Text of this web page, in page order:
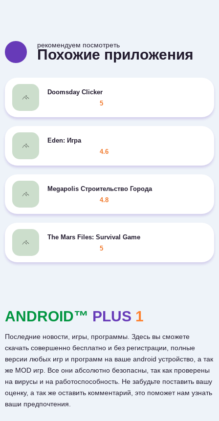
рекомендуем посмотреть
Похожие приложения
Doomsday Clicker
5
Eden: Игра
4.6
Megapolis Строительство Города
4.8
The Mars Files: Survival Game
5
ANDROID™ PLUS 1
Последние новости, игры, программы. Здесь вы сможете
скачать совершенно бесплатно и без регистрации, полные
версии любых игр и программ на ваше android устройство, а так
же MOD игр. Все они абсолютно безопасны, так как проверены
на вирусы и на работоспособность. Не забудьте поставить вашу
оценку, а так же оставить комментарий, это поможет нам узнать
ваши предпочтения.